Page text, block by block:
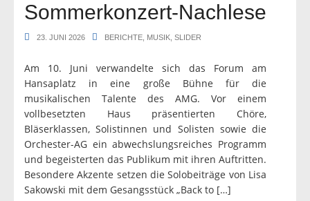
Sommerkonzert-Nachlese
23. JUNI 2026 BERICHTE MUSIK SLIDER
Am 10. Juni verwandelte sich das Forum am
Hansaplatz in eine große Bühne für die
musikalischen Talente des AMG. Vor einem
vollbesetzten Haus präsentierten Chöre,
Bläserklassen, Solistinnen und Solisten sowie die
Orchester-AG ein abwechslungsreiches Programm
und begeisterten das Publikum mit ihren Auftritten.
Besondere Akzente setzen die Solobeiträge von Lisa
Sakowski mit dem Gesangsstück „Back to […]